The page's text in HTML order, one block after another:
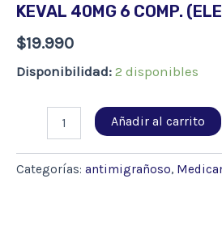
KEVAL 40MG 6 COMP.
$19.990
Disponibilidad: 2 disponibles
COMP.
(ELETRIPTAN)
Añadir al carrito
Categorías: antimigrañoso,